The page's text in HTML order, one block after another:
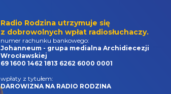
Radio Rodzina utrzymuje się
z dobrowolnych wpłat radiosłuchaczy.
numer rachunku bankowego:
Johanneum - grupa medialna Archidiecezji
Wrocławskiej
69 1600 1462 1813 6262 6000 0001
wpłaty z tytułem:
DAROWIZNA NA RADIO RODZINA